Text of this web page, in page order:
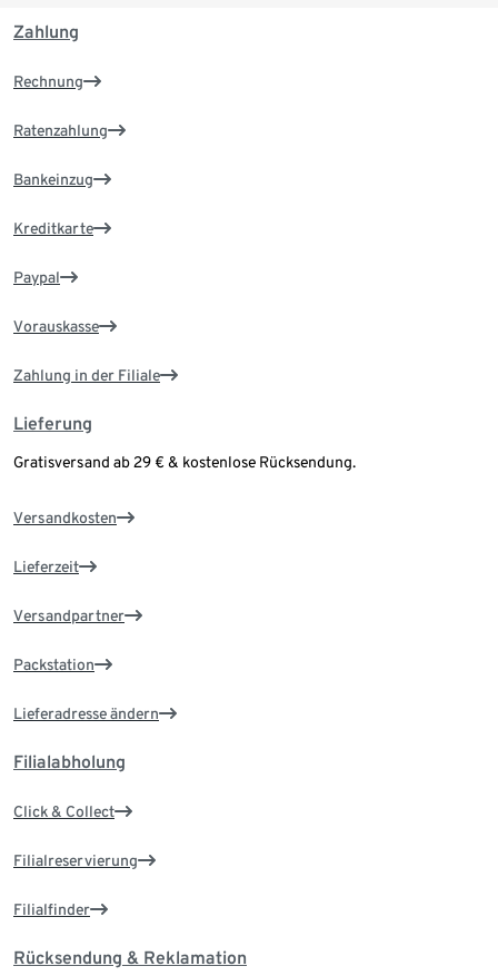
Zahlung
Rechnung
Ratenzahlung
Bankeinzug
Kreditkarte
Paypal
Vorauskasse
Zahlung in der Filiale
Lieferung
Gratisversand ab 29 € & kostenlose Rücksendung.
Versandkosten
Lieferzeit
Versandpartner
Packstation
Lieferadresse ändern
Filialabholung
Click & Collect
Filialreservierung
Filialfinder
Rücksendung & Reklamation